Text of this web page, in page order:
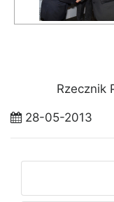
Rzecznik
28-05-2013